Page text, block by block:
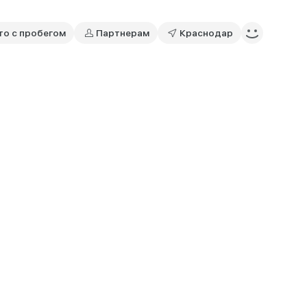
с пробегом Партнерам Краснодар